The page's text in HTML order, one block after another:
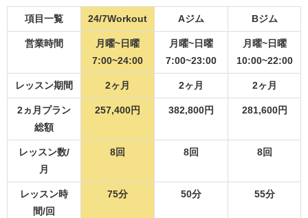
項目一覧 24/7Workout Aジム Bジム
営業時間
月曜~日曜
7:00~24:00
月曜~日曜
7:00~23:00
月曜~日曜
10:00~22:00
レッスン期間 2ヶ月 2ヶ月 2ヶ月
2ヵ月プラン
総額
257,400円 382,800円 281,600円
レッスン数/
月
8回 8回 8回
レッスン時
間/回
75分 50分 55分